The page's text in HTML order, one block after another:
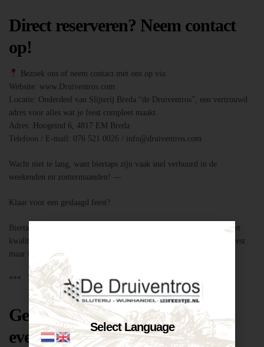
Direct reserveren? Neem contact
op!
Bezoek ons of neem contact met ons op via:
Website: www.Druiventros.com
Locatie: Onderdeel van Slijterij Breda “de Druiventros”, een vertrouwd
adres voor alles wat je feest compleet maakt.
Adres: Hoogeind 6, 4817 EM Breda
Telefoon / E-mail: 076 521 0026 / info@druiventros.com
Wacht niet te lang, want biertaps zijn vaak snel verhuurd in de
weekenden en zomermaanden! —
Klaar voor een geslaagd feest?
Biertap huren locatie Breda – snel geregeld via Druiventros.com, met
kwaliteit en service van Slijterij Breda “de Druiventros”. Laat het feest
maar komen!
***
Geschikt voor elk type feest of
evenement
Select Language